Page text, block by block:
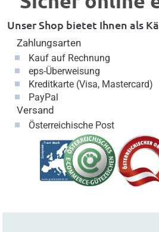
Unser Shop bietet Ihnen als
Zahlungsarten
Kauf auf Rechnung
eps-Überweisung
Kreditkarte (Visa, Mastercard)
PayPal
Versand
Österreichische Post